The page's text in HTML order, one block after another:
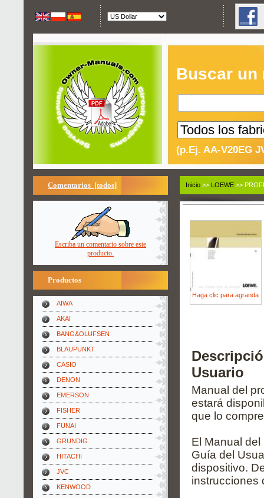
Buscar un
(p.Ej. AA-V20EG
Comentarios [todos]
Escriba un comentario sobre este
producto.
Productos
AIWA
AKAI
BANG&OLUFSEN
BLAUPUNKT
CASIO
DENON
EMERSON
FISHER
FUNAI
GRUNDIG
HITACHI
JVC
KENWOOD
Inicio >> LOEWE >>
Haga clic para agranda
Usuario
Manual del
estará
que lo
El Manual
Guía del
dispositivo.
instrucciones